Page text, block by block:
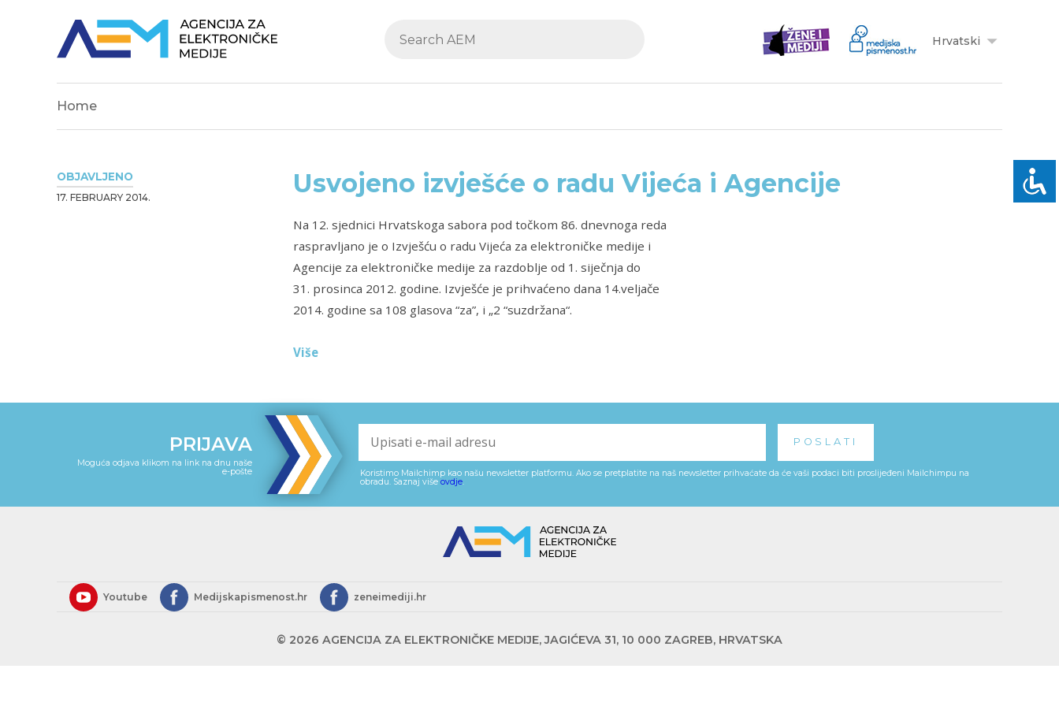
Hrvatski
Home
OBJAVLJENO
17. FEBRUARY 2014. Usvojeno izvješće o radu Vijeća i Agencije
Na 12. sjednici Hrvatskoga sabora pod točkom 86. dnevnoga reda
raspravljano je o Izvješću o radu Vijeća za elektroničke medije i
Agencije za elektroničke medije za razdoblje od 1. siječnja do
31. prosinca 2012. godine. Izvješće je prihvaćeno dana 14.veljače
2014. godine sa 108 glasova “za”, i „2 “suzdržana“.
Više
PRIJAVA
Moguća odjava klikom na link na dnu naše
e-pošte
Koristimo Mailchimp kao našu newsletter platformu. Ako se pretplatite na naš newsletter prihvaćate da će vaši podaci biti proslijeđeni Mailchimpu na
obradu. Saznaj više ovdje.
Youtube Medijskapismenost.hr zeneimediji.hr
© 2026 AGENCIJA ZA ELEKTRONIČKE MEDIJE, JAGIĆEVA 31, 10 000 ZAGREB, HRVATSKA